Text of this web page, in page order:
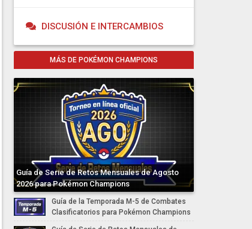
DISCUSIÓN E INTERCAMBIOS
MÁS DE POKÉMON CHAMPIONS
Guía de Serie de Retos Mensuales de Agosto
2026 para Pokémon Champions
Guía de la Temporada M-5 de Combates
Clasificatorios para Pokémon Champions